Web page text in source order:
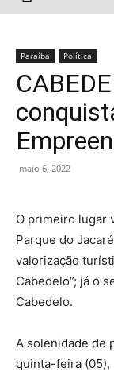
Paraíba Política
maio 6, 2022
O primeiro lugar
Parque do
valorização
Cabedelo”; já o
Cabedelo.
A solenidade de
quinta-feira (05),